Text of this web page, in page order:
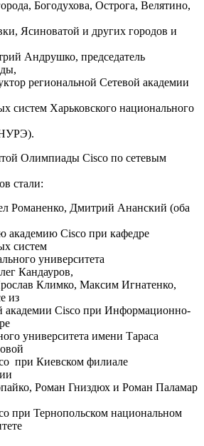
Богодухова, Острога, Велятино,
Ясиноватой и других городов и
Андрушко, председатель
региональной Сетевой академии
систем Харьковского национального
Олимпиады Cisco по сетевым
стали:
Романенко, Дмитрий Ананский (оба
академию Cisco при кафедре
систем
университета
Кандауров,
Климко, Максим Игнатенко,
из
академии Cisco при Информационно-
университета имени Тараса
при Киевском филиале
Роман Гниздюх и Роман Паламар
при Тернопольском национальном